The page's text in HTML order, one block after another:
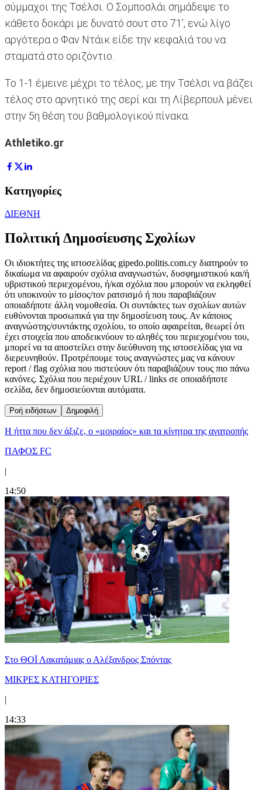
σύμμαχοι της Τσέλσι. Ο Σομποσλάι σημάδεψε το
κάθετο δοκάρι με δυνατό σουτ στο 71’, ενώ λίγο
αργότερα ο Φαν Ντάικ είδε την κεφαλιά του να
σταματά στο οριζόντιο.
Το 1-1 έμεινε μέχρι το τέλος, με την Τσέλσι να βάζει
τέλος στο αρνητικό της σερί και τη Λίβερπουλ μένει
στην 5η θέση του βαθμολογικού πίνακα.
Athletiko.gr
Κατηγορίες
ΔΙΕΘΝΗ
Πολιτική Δημοσίευσης Σχολίων
Οι ιδιοκτήτες της ιστοσελίδας gipedo.politis.com.cy διατηρούν το
δικαίωμα να αφαιρούν σχόλια αναγνωστών, δυσφημιστικού και/ή
υβριστικού περιεχομένου, ή/και σχόλια που μπορούν να εκληφθεί
ότι υποκινούν το μίσος/τον ρατσισμό ή που παραβιάζουν
οποιαδήποτε άλλη νομοθεσία. Οι συντάκτες των σχολίων αυτών
ευθύνονται προσωπικά για την δημοσίευση τους. Αν κάποιος
αναγνώστης/συντάκτης σχολίου, το οποίο αφαιρείται, θεωρεί ότι
έχει στοιχεία που αποδεικνύουν το αληθές του περιεχομένου του,
μπορεί να τα αποστείλει στην διεύθυνση της ιστοσελίδας για να
διερευνηθούν. Προτρέπουμε τους αναγνώστες μας να κάνουν
report / flag σχόλια που πιστεύουν ότι παραβιάζουν τους πιο πάνω
κανόνες. Σχόλια που περιέχουν URL / links σε οποιαδήποτε
σελίδα, δεν δημοσιεύονται αυτόματα.
Ροή ειδήσεων Δημοφιλή
Η ήττα που δεν άξιζε, ο «μοιραίος» και τα κίνητρα της ανατροπής
ΠΑΦΟΣ FC
|
14:50
Στο ΘΟΪ Λακατάμιας ο Αλέξανδρος Σπόντας
ΜΙΚΡΕΣ ΚΑΤΗΓΟΡΙΕΣ
|
14:33